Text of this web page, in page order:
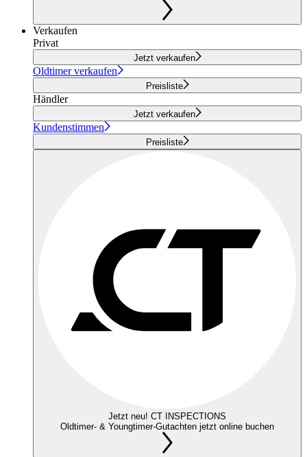
Verkaufen
Privat
Jetzt verkaufen
Oldtimer verkaufen
Preisliste
Händler
Jetzt verkaufen
Kundenstimmen
Preisliste
Jetzt neu! CT INSPECTIONS
Oldtimer- & Youngtimer-Gutachten jetzt online buchen